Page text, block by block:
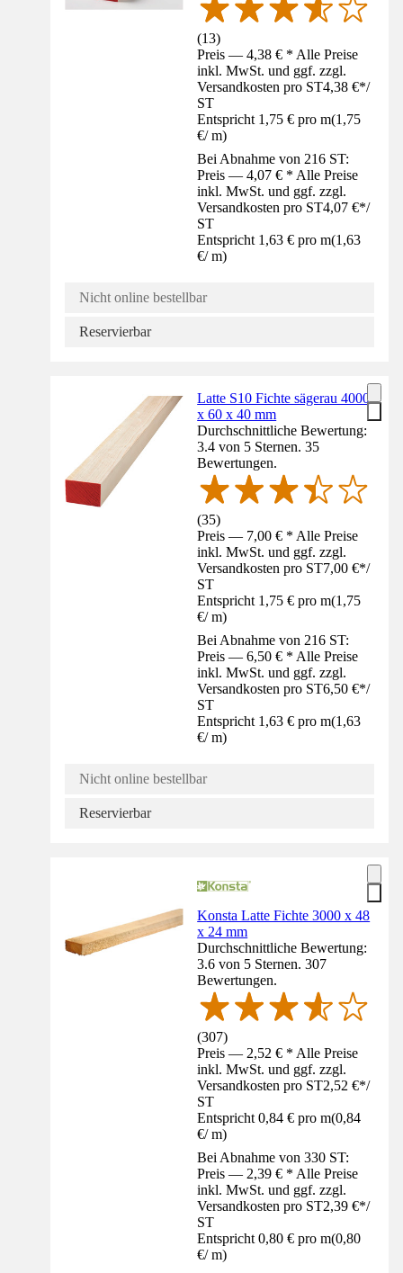
(13)
Preis — 4,38 € * Alle Preise
inkl. MwSt. und ggf. zzgl.
Versandkosten pro ST4,38 €*/
ST
Entspricht 1,75 € pro m(1,75
€/ m)
Bei Abnahme von 216 ST:
Preis — 4,07 € * Alle Preise
inkl. MwSt. und ggf. zzgl.
Versandkosten pro ST4,07 €*/
ST
Entspricht 1,63 € pro m(1,63
€/ m)
Nicht online bestellbar
Reservierbar
Latte S10 Fichte sägerau 4000
x 60 x 40 mm
Durchschnittliche Bewertung:
3.4 von 5 Sternen. 35
Bewertungen.
(35)
Preis — 7,00 € * Alle Preise
inkl. MwSt. und ggf. zzgl.
Versandkosten pro ST7,00 €*/
ST
Entspricht 1,75 € pro m(1,75
€/ m)
Bei Abnahme von 216 ST:
Preis — 6,50 € * Alle Preise
inkl. MwSt. und ggf. zzgl.
Versandkosten pro ST6,50 €*/
ST
Entspricht 1,63 € pro m(1,63
€/ m)
Nicht online bestellbar
Reservierbar
Konsta Latte Fichte 3000 x 48
x 24 mm
Durchschnittliche Bewertung:
3.6 von 5 Sternen. 307
Bewertungen.
(307)
Preis — 2,52 € * Alle Preise
inkl. MwSt. und ggf. zzgl.
Versandkosten pro ST2,52 €*/
ST
Entspricht 0,84 € pro m(0,84
€/ m)
Bei Abnahme von 330 ST:
Preis — 2,39 € * Alle Preise
inkl. MwSt. und ggf. zzgl.
Versandkosten pro ST2,39 €*/
ST
Entspricht 0,80 € pro m(0,80
€/ m)